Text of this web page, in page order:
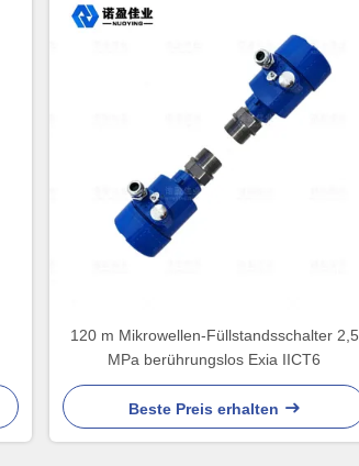
120 m Mikrowellen-Füllstandsschalter 2,5
MPa berührungslos Exia IICT6
Beste Preis erhalten